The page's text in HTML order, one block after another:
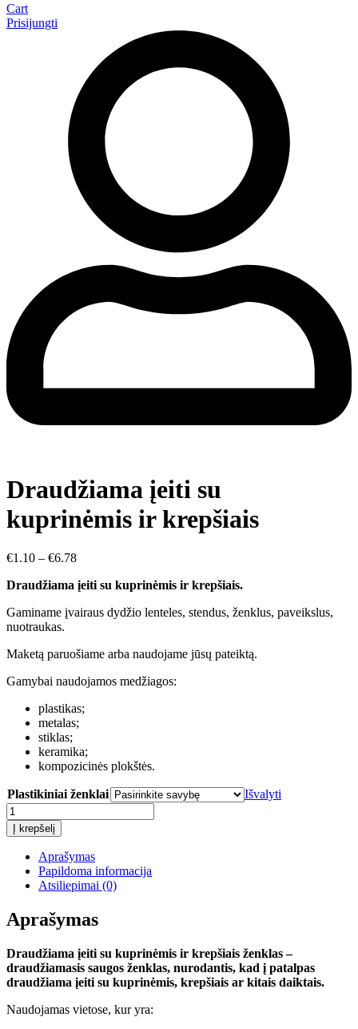
Cart
Prisijungti
Draudžiama įeiti su
kuprinėmis ir krepšiais
€1.10 – €6.78
Draudžiama įeiti su kuprinėmis ir krepšiais.
Gaminame įvairaus dydžio lenteles, stendus, ženklus, paveikslus,
nuotraukas.
Maketą paruošiame arba naudojame jūsų pateiktą.
Gamybai naudojamos medžiagos:
plastikas;
metalas;
stiklas;
keramika;
kompozicinės plokštės.
Plastikiniai ženklai
Išvalyti
produkto
kiekis:
Draudžiama
kuprinėmis
krepšiais
Į krepšelį
Aprašymas
Papildoma informacija
Atsiliepimai (0)
Aprašymas
Draudžiama įeiti su kuprinėmis ir krepšiais ženklas –
draudžiamasis saugos ženklas, nurodantis, kad į patalpas
draudžiama įeiti su kuprinėmis, krepšiais ar kitais daiktais.
Naudojamas vietose, kur yra: